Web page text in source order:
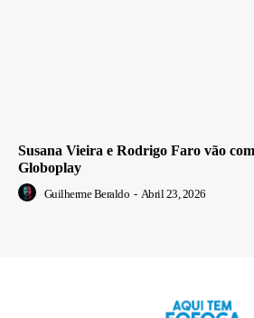
Susana Vieira e Rodrigo Faro vão
Globoplay
Guilherme Beraldo - Abril 23, 2026